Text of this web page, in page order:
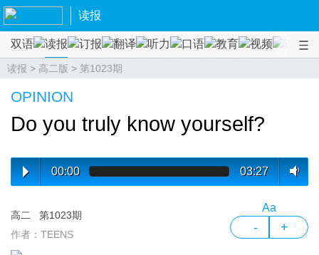
读报
双语 读报 订报 翻译 听力 口语 教育 视频 课程
读报 > 高二版 > 第1023期
OPINION
Do you truly know yourself?
00:00 03:27
高二
第1023期
作者：TEENS
Aa
- +